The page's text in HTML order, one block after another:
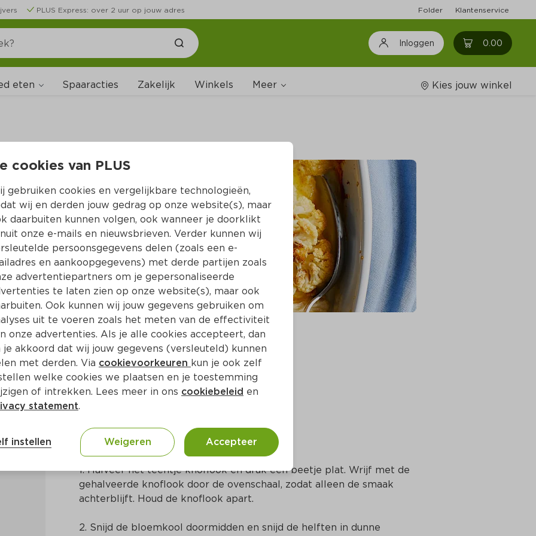
PLUS Express: over 2 uur op jouw adres Folder Klantenservice
Inloggen 0.00 0
eten Spaaracties Zakelijk Winkels Meer
Wijnshop
Boodschappenlijstjes
Kies jouw winkel
met Parmezaanse kaas
Min Europees
Bereidingswijze
1. Halveer het teentje knoflook en druk een beetje plat. Wrijf met de
gehalveerde knoflook door de ovenschaal, zodat alleen de smaak
achterblijft. Houd de knoflook apart.
2. Snijd de bloemkool doormidden en snijd de helften in dunne
cookies van PLUS
gebruiken cookies en vergelijkbare technologieën,
wij en derden jouw gedrag op onze website(s), maar
daarbuiten kunnen volgen, ook wanneer je doorklikt
onze e-mails en nieuwsbrieven. Verder kunnen wij
persoonsgegevens delen (zoals een e-
en aankoopgegevens) met derde partijen zoals
advertentiepartners om je gepersonaliseerde
te laten zien op onze website(s), maar ook
Ook kunnen wij jouw gegevens gebruiken om
uit te voeren zoals het meten van de effectiviteit
onze advertenties. Als je alle cookies accepteert, dan
je akkoord dat wij jouw gegevens (versleuteld) kunnen
met derden. Via cookievoorkeuren kun je ook zelf
welke cookies we plaatsen en je toestemming
of intrekken. Lees meer in ons cookiebeleid en
statement.
instellen Weigeren Accepteer